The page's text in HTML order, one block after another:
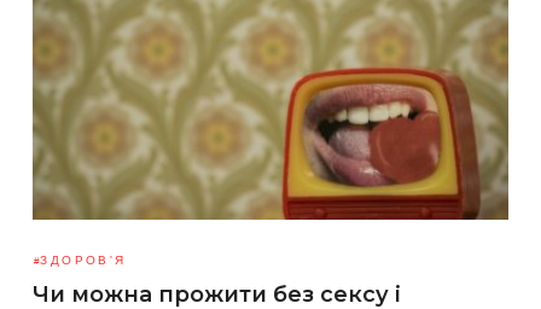
ЗДОРОВ'Я
Чи можна прожити без сексу і